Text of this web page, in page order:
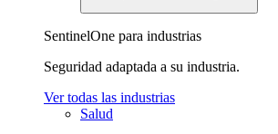
SentinelOne para industrias
Seguridad adaptada a su industria.
Ver todas las industrias
Salud